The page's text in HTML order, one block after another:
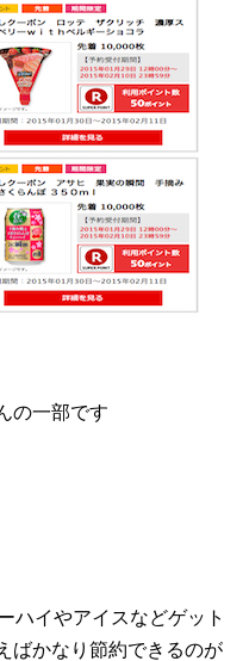
の一部です
ハイやアイスなどゲット
ばかなり節約できるのが